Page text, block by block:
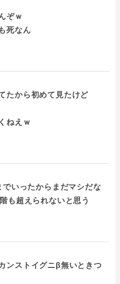
ぞｗ
死なん
たから初めて見たけど
ねえｗ
いったからまだマシだな
も超えられないと思う
ンストイグニβ無いときつ